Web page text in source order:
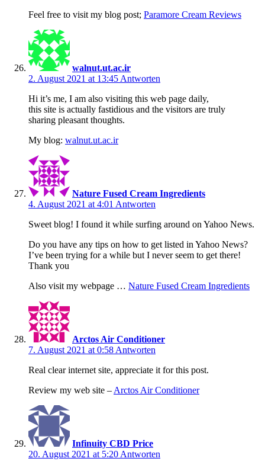
Feel free to visit my blog post; Paramore Cream Reviews
walnut.ut.ac.ir
2. August 2021 at 13:45 Antworten
Hi it’s me, I am also visiting this web page daily,
this site is actually fastidious and the visitors are truly
sharing pleasant thoughts.
My blog: walnut.ut.ac.ir
Nature Fused Cream Ingredients
4. August 2021 at 4:01 Antworten
Sweet blog! I found it while surfing around on Yahoo News.
Do you have any tips on how to get listed in Yahoo News?
I’ve been trying for a while but I never seem to get there!
Thank you
Also visit my webpage … Nature Fused Cream Ingredients
Arctos Air Conditioner
7. August 2021 at 0:58 Antworten
Real clear internet site, appreciate it for this post.
Review my web site – Arctos Air Conditioner
Infinuity CBD Price
20. August 2021 at 5:20 Antworten